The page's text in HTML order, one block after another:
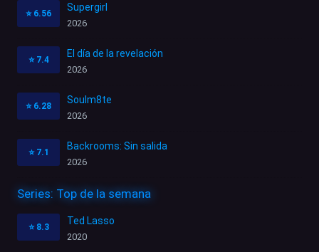
⭐ 6.56
Supergirl
2026
⭐ 7.4
El día de la revelación
2026
⭐ 6.28
Soulm8te
2026
⭐ 7.1
Backrooms: Sin salida
2026
Series: Top de la semana
⭐ 8.3
Ted Lasso
2020